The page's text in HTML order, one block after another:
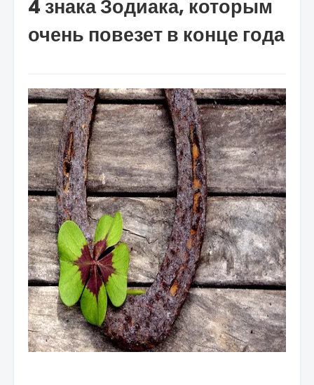
4 знака Зодиака, которым
очень повезет в конце года